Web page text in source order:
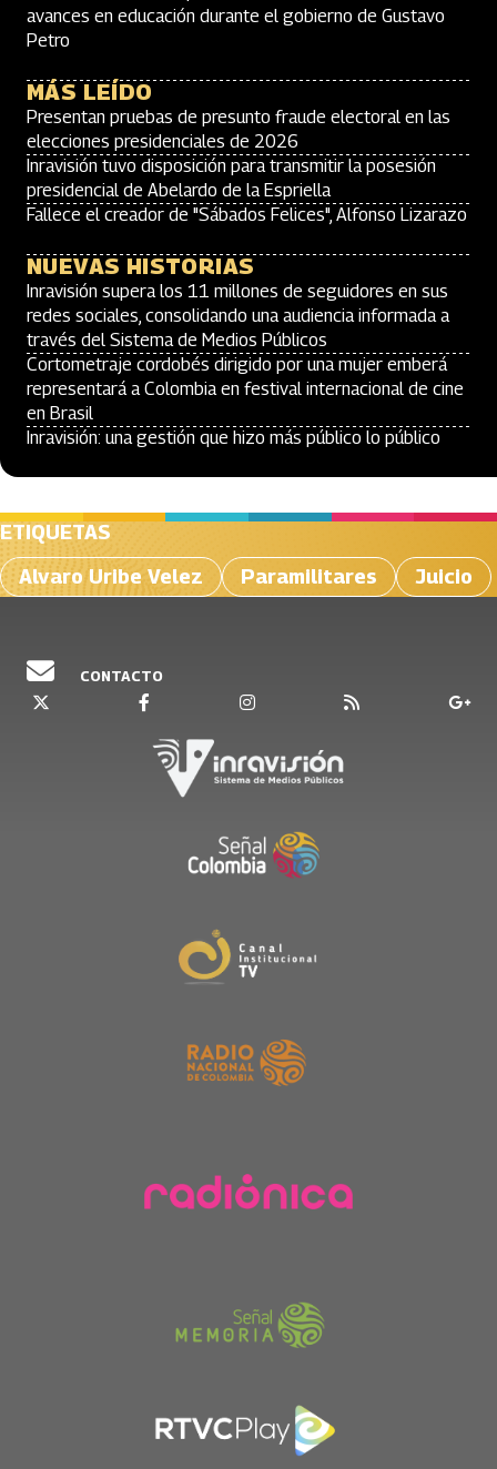
avances en educación durante el gobierno de Gustavo
Petro
MÁS LEÍDO
Presentan pruebas de presunto fraude electoral en las
elecciones presidenciales de 2026
Inravisión tuvo disposición para transmitir la posesión
presidencial de Abelardo de la Espriella
Fallece el creador de "Sábados Felices", Alfonso Lizarazo
NUEVAS HISTORIAS
Inravisión supera los 11 millones de seguidores en sus
redes sociales, consolidando una audiencia informada a
través del Sistema de Medios Públicos
Cortometraje cordobés dirigido por una mujer emberá
representará a Colombia en festival internacional de cine
en Brasil
Inravisión: una gestión que hizo más público lo público
ETIQUETAS
Alvaro Uribe Velez
Paramilitares Juicio
CONTACTO